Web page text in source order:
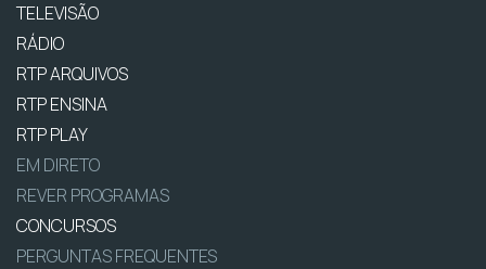
TELEVISÃO
RÁDIO
RTP ARQUIVOS
RTP ENSINA
RTP PLAY
EM DIRETO
REVER PROGRAMAS
CONCURSOS
PERGUNTAS FREQUENTES